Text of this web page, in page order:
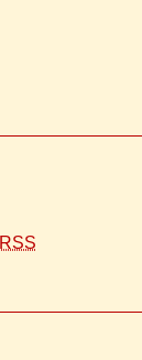
RSS